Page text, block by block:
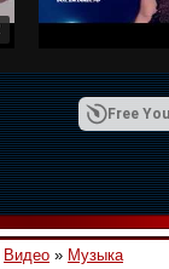
Free
Видео » Музыка